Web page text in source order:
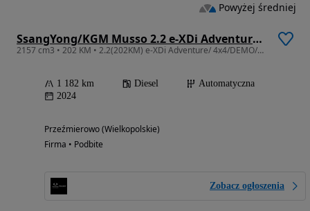
SsangYong/KGM Musso 2.2 e-XDi Adventure 4WD
2157 cm3 • 202 KM • 2.2(202KM) e-XDi Adventure/ 4x4/DEMO/GWARANCJA+ Roleta
1 182 km Diesel
Automatyczna
2024
Przeźmierowo (Wielkopolskie)
Firma • Podbite
Zobacz ogłoszenia
Powyżej średniej